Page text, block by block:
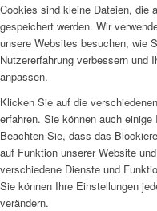
Cookies sind kleine Dateien, die
gespeichert werden. Wir
unsere Websites besuchen, wie
Nutzererfahrung verbessern und
anpassen.
Klicken Sie auf die
erfahren. Sie können auch
Beachten Sie, dass das
auf Funktion unserer Website
verschiedene Dienste und
Sie können Ihre Einstellungen
verändern.